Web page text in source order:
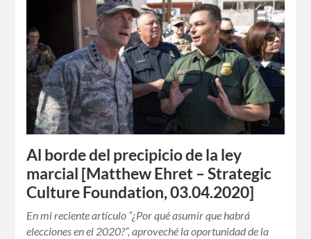
Al borde del precipicio de la ley
marcial [Matthew Ehret – Strategic
Culture Foundation, 03.04.2020]
En mi reciente artículo “¿Por qué asumir que habrá
elecciones en el 2020?”, aproveché la oportunidad de la